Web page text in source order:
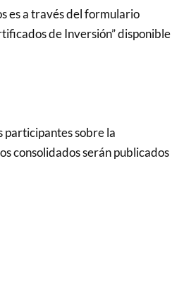
es a través del formulario
de Inversión” disponible
participantes sobre la
consolidados serán publicados